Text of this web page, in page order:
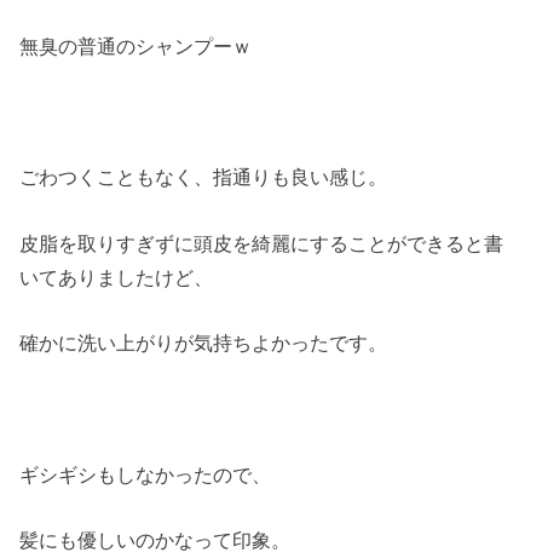
無臭の普通のシャンプーｗ
ごわつくこともなく、指通りも良い感じ。
皮脂を取りすぎずに頭皮を綺麗にすることができると書
いてありましたけど、
確かに洗い上がりが気持ちよかったです。
ギシギシもしなかったので、
髪にも優しいのかなって印象。